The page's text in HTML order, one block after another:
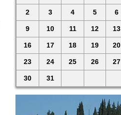
2 3 4 5 6
9 10 11 12 13
16 17 18 19 20
23 24 25 26 27
30 31